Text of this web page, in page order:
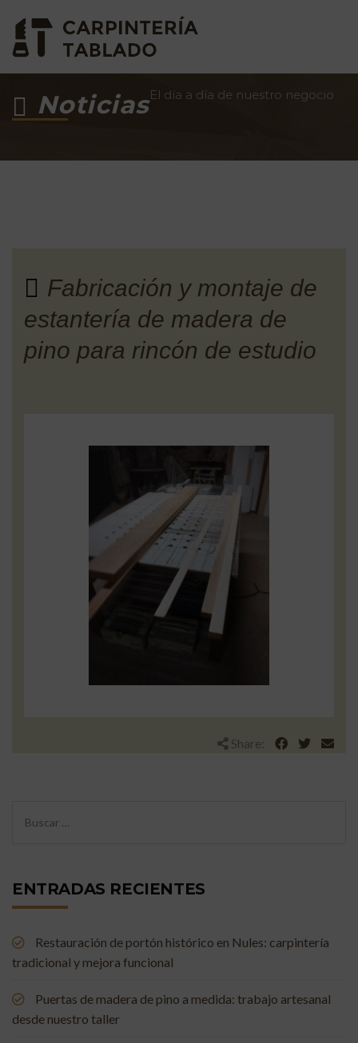
NoticiasEl día a día de nuestro negocio
Fabricación y montaje de
estantería de madera de
pino para rincón de estudio
Share:
ENTRADAS RECIENTES
Restauración de portón histórico en Nules: carpintería
tradicional y mejora funcional
Puertas de madera de pino a medida: trabajo artesanal
desde nuestro taller